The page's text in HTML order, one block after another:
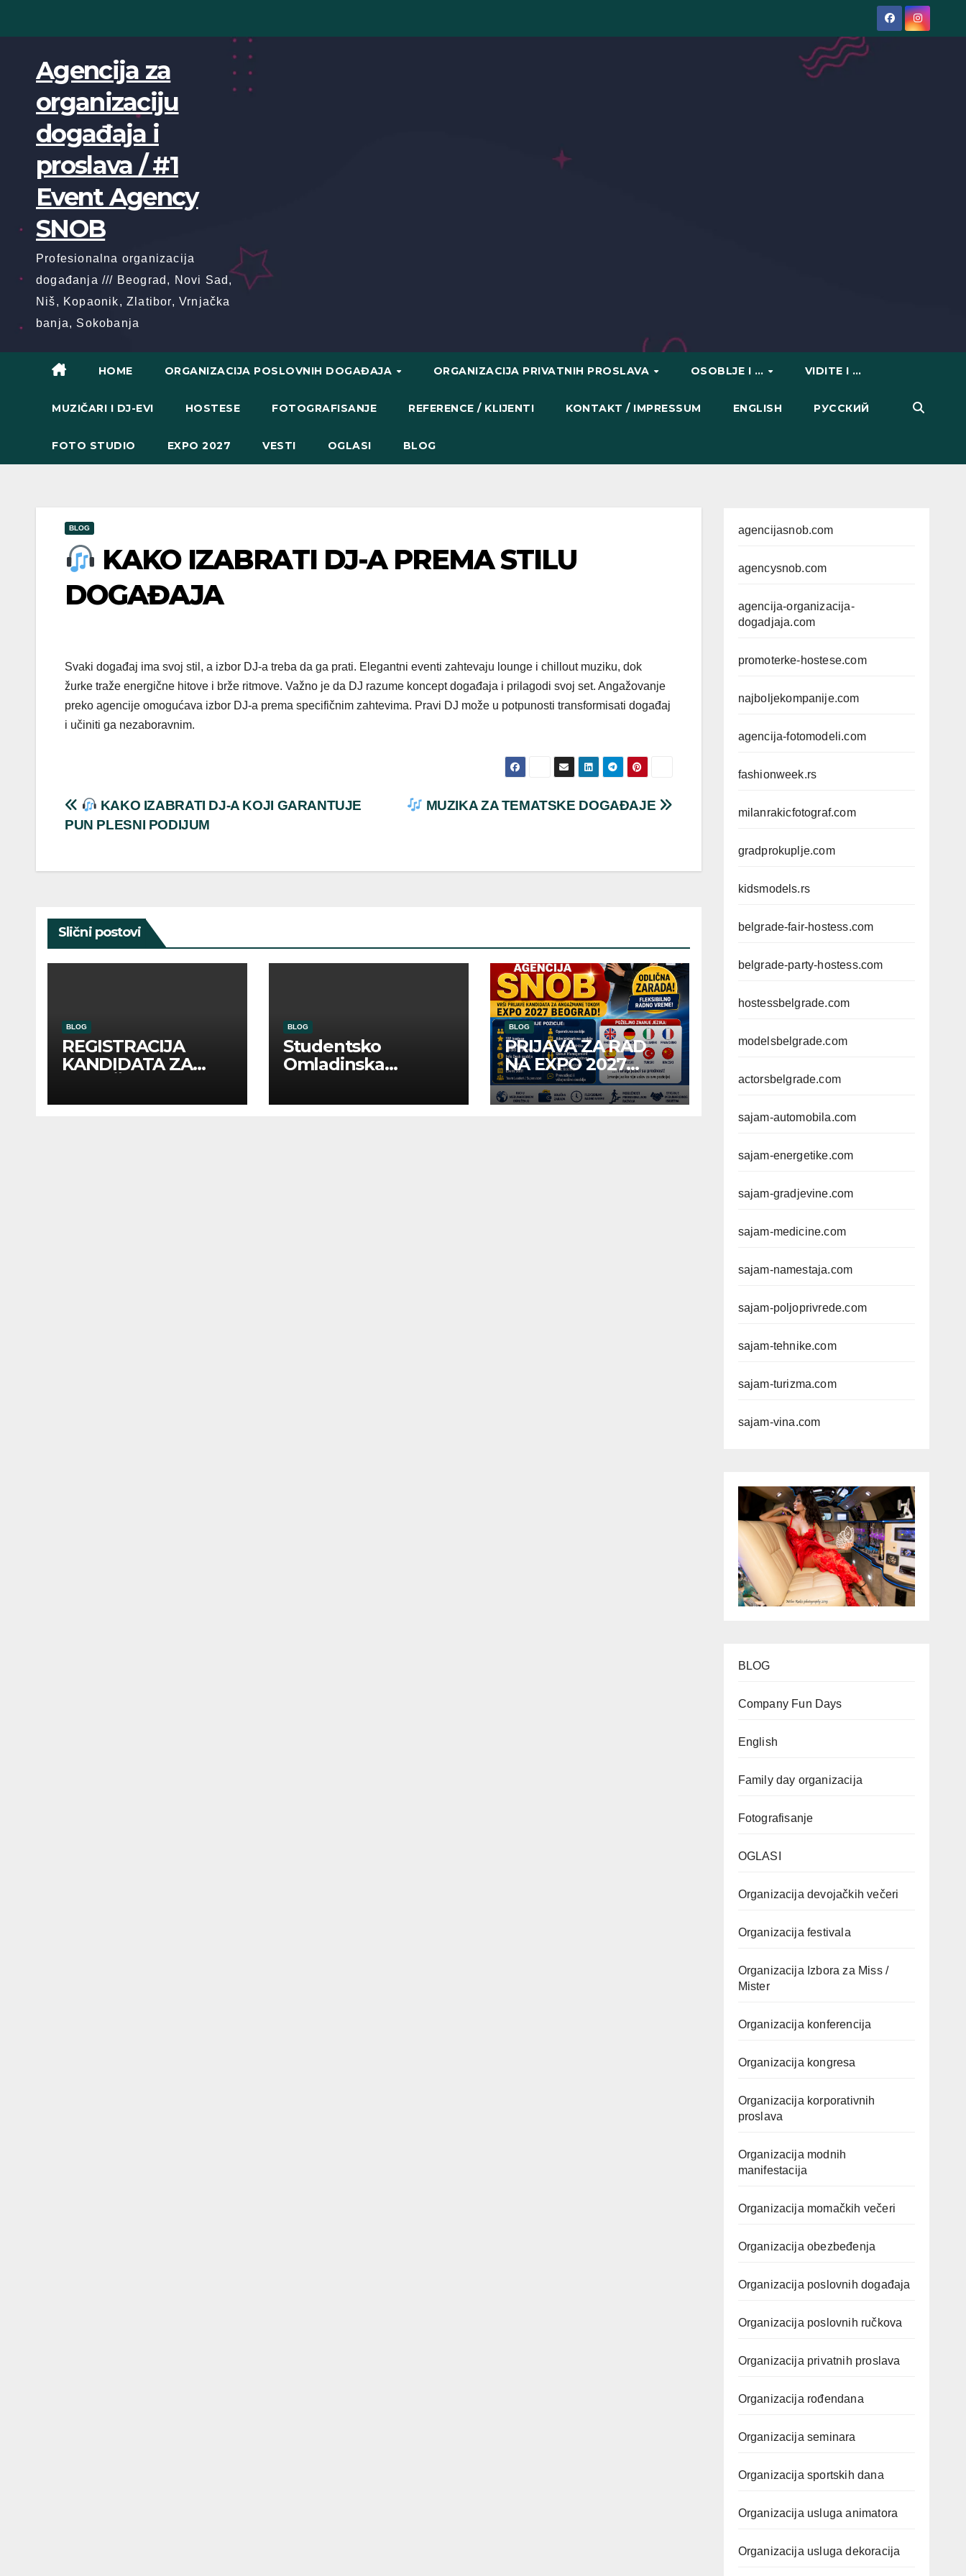
Agencija za
organizaciju
događaja i
proslava / #1
Event Agency
SNOB
Profesionalna organizacija
događanja /// Beograd, Novi Sad,
Niš, Kopaonik, Zlatibor, Vrnjačka
banja, Sokobanja
HOME ORGANIZACIJA POSLOVNIH DOGAĐAJA ORGANIZACIJA PRIVATNIH PROSLAVA OSOBLJE I … VIDITE I …
MUZIČARI I DJ-EVI HOSTESE FOTOGRAFISANJE REFERENCE / KLIJENTI KONTAKT / IMPRESSUM ENGLISH РУССКИЙ
FOTO STUDIO EXPO 2027 VESTI OGLASI BLOG
BLOG
KAKO IZABRATI DJ-A PREMA STILU
DOGAĐAJA
Svaki događaj ima svoj stil, a izbor DJ-a treba da ga prati. Elegantni eventi zahtevaju lounge i chillout muziku, dok
žurke traže energične hitove i brže ritmove. Važno je da DJ razume koncept događaja i prilagodi svoj set. Angažovanje
preko agencije omogućava izbor DJ-a prema specifičnim zahtevima. Pravi DJ može u potpunosti transformisati događaj
i učiniti ga nezaboravnim.
Post
MUZIKA ZA TEMATSKE DOGAĐAJE
KAKO IZABRATI DJ-A KOJI GARANTUJE
PUN PLESNI PODIJUM
Slični postovi
BLOG
REGISTRACIJA
KANDIDATA ZA
INOSTRANIM
BLOG
Studentsko
Omladinska
Kompanije“
BLOG
PRIJAVA ZA RAD
NA EXPO 2027
BELGRADE
agencijasnob.com
agencysnob.com
agencija-organizacija-
dogadjaja.com
promoterke-hostese.com
najboljekompanije.com
agencija-fotomodeli.com
fashionweek.rs
milanrakicfotograf.com
gradprokuplje.com
kidsmodels.rs
belgrade-fair-hostess.com
belgrade-party-hostess.com
hostessbelgrade.com
modelsbelgrade.com
actorsbelgrade.com
sajam-automobila.com
sajam-energetike.com
sajam-gradjevine.com
sajam-medicine.com
sajam-namestaja.com
sajam-poljoprivrede.com
sajam-tehnike.com
sajam-turizma.com
sajam-vina.com
BLOG
Company Fun Days
English
Family day organizacija
Fotografisanje
OGLASI
Organizacija devojačkih večeri
Organizacija festivala
Organizacija Izbora za Miss /
Mister
Organizacija konferencija
Organizacija kongresa
Organizacija korporativnih
proslava
Organizacija modnih
manifestacija
Organizacija momačkih večeri
Organizacija obezbeđenja
Organizacija poslovnih događaja
Organizacija poslovnih ručkova
Organizacija privatnih proslava
Organizacija rođendana
Organizacija seminara
Organizacija sportskih dana
Organizacija usluga animatora
Organizacija usluga dekoracija